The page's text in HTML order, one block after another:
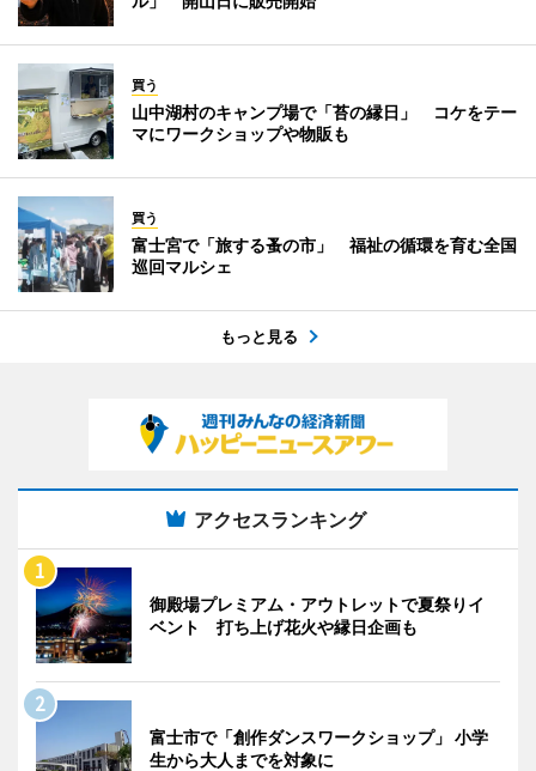
買う
山中湖村のキャンプ場で「苔の縁日」 コケをテー
マにワークショップや物販も
買う
富士宮で「旅する蚤の市」 福祉の循環を育む全国
巡回マルシェ
もっと見る
アクセスランキング
御殿場プレミアム・アウトレットで夏祭りイ
ベント 打ち上げ花火や縁日企画も
富士市で「創作ダンスワークショップ」 小学
生から大人までを対象に